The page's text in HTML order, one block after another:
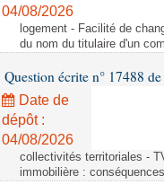
04/08/2026
logement - Facilité de
du nom du titulaire d'un
Question écrite n° 17488
Date de
dépôt :
04/08/2026
collectivités territoriales -
immobilière :